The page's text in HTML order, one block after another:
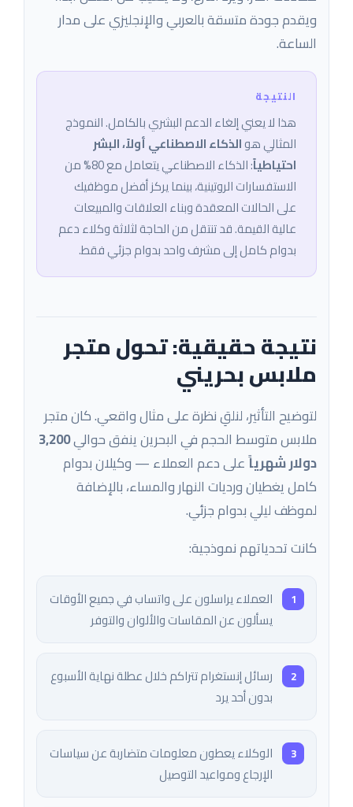
ويقدم جودة متسقة بالعربي والإنجليزي على مدار
الساعة.
هذا لا يعني إلغاء الدعم البشري بالكامل. النموذج
المثالي هوالذكاء الاصطناعي أولاً، البشر
احتياطياً
: الذكاء الاصطناعي يتعامل مع 80% من
الاستفسارات الروتينية، بينما يركز أفضل موظفيك
على الحالات المعقدة وبناء العلاقات والمبيعات
عالية القيمة. قد تنتقل من الحاجة لثلاثة وكلاء دعم
بدوام كامل إلى مشرف واحد بدوام جزئي فقط.
نتيجة حقيقية: تحول متجر
ملابس بحريني
لتوضيح التأثير، لنلقِ نظرة على مثال واقعي. كان متجر
ملابس متوسط الحجم في البحرين ينفق حوالي3,200
دولار شهرياًعلى دعم العملاء — وكيلان بدوام
كامل يغطيان ورديات النهار والمساء، بالإضافة
لموظف ليلي بدوام جزئي.
كانت تحدياتهم نموذجية:
العملاء يراسلون على واتساب في جميع الأوقات
يسألون عن المقاسات والألوان والتوفر
رسائل إنستغرام تتراكم خلال عطلة نهاية الأسبوع
بدون أحد يرد
الوكلاء يعطون معلومات متضاربة عن سياسات
الإرجاع ومواعيد التوصيل